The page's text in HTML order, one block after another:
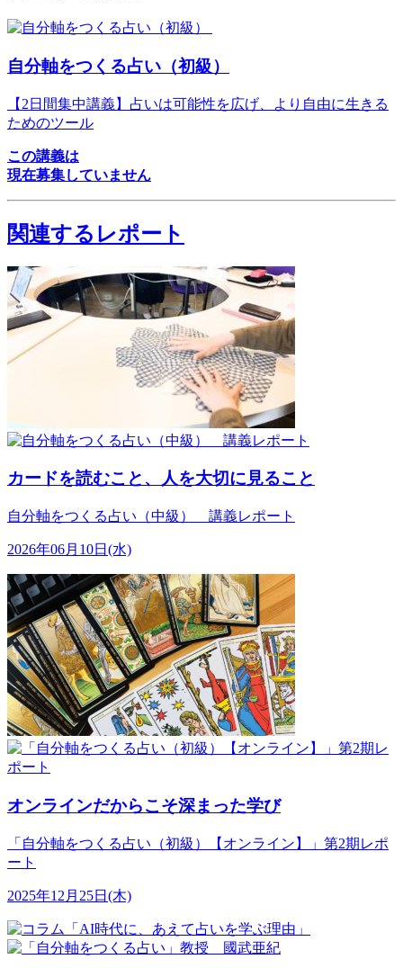
自分軸をつくる占い（初級）
【2日間集中講義】占いは可能性を広げ、より自由に生きる
ためのツール
この講義は
現在募集していません
関連するレポート
カードを読むこと、人を大切に見ること
自分軸をつくる占い（中級） 講義レポート
2026年06月10日(水)
オンラインだからこそ深まった学び
「自分軸をつくる占い（初級）【オンライン】」第2期レポ
ート
2025年12月25日(木)